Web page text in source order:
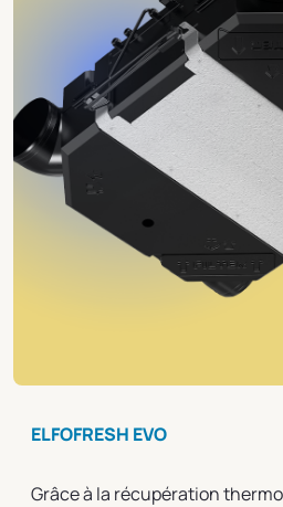
ELFOFRESH EVO
Grâce à la récupération